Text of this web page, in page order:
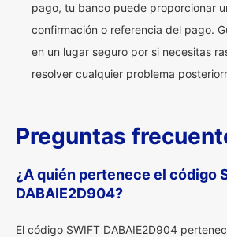
pago, tu banco puede proporcionar
confirmación o referencia del pago.
en un lugar seguro por si necesitas
resolver cualquier problema
Preguntas
¿A quién pertenece el código
DABAIE2D904?
El código SWIFT DABAIE2D904